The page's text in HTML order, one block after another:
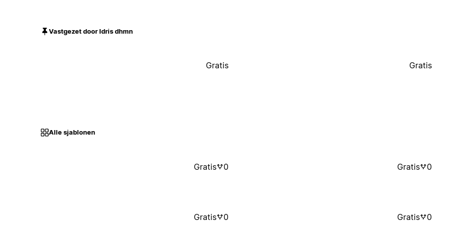
Vastgezet door Idris dhmn
Gratis Gratis
Alle sjablonen
Gratis 0 Gratis 0
Gratis 0 Gratis 0